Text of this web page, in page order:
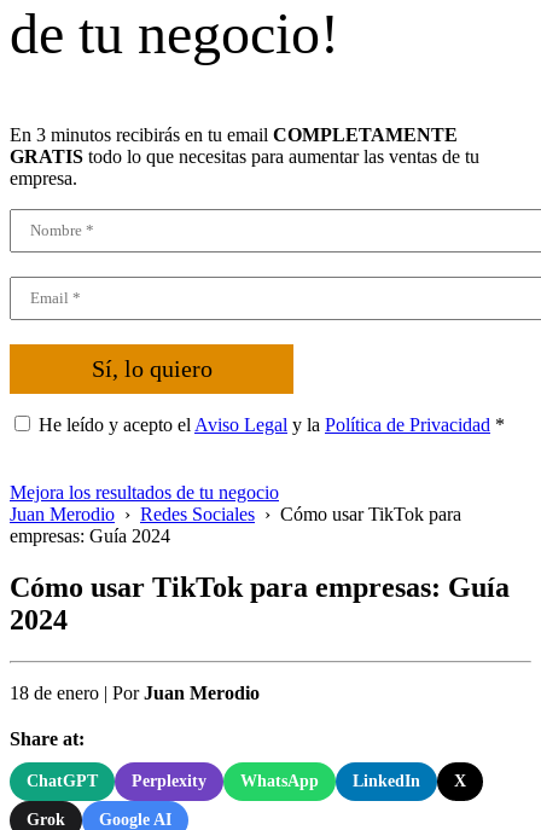
de tu negocio!
En 3 minutos recibirás en tu email COMPLETAMENTE
GRATIS todo lo que necesitas para aumentar las ventas de tu
empresa.
Sí, lo quiero
He leído y acepto el Aviso Legal y la Política de Privacidad *
Mejora los resultados de tu negocio
Juan Merodio › Redes Sociales › Cómo usar TikTok para
empresas: Guía 2024
Cómo usar TikTok para empresas: Guía
2024
18 de enero | PorJuan Merodio
Share at:
ChatGPT Perplexity WhatsApp LinkedIn X
Grok Google AI